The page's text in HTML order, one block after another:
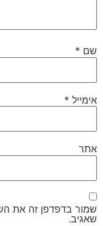
שם *
אימייל *
אתר
שמור בדפדפן זה את
שאגיב.